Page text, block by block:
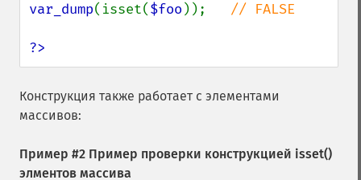
var_dump(isset($foo )); // FALSE
?>
Конструкция также работает с элементами
массивов:
Пример #2 Пример проверки конструкцией isset()
элментов массива